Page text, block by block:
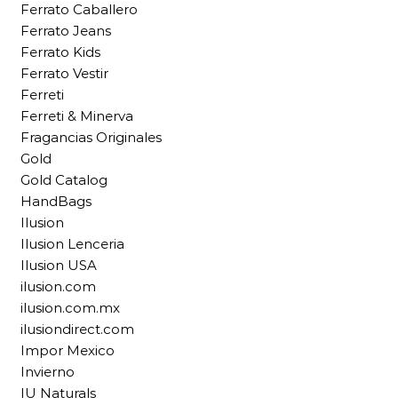
Ferrato Caballero
Ferrato Jeans
Ferrato Kids
Ferrato Vestir
Ferreti
Ferreti & Minerva
Fragancias Originales
Gold
Gold Catalog
HandBags
Ilusion
Ilusion Lenceria
Ilusion USA
ilusion.com
ilusion.com.mx
ilusiondirect.com
Impor Mexico
Invierno
IU Naturals